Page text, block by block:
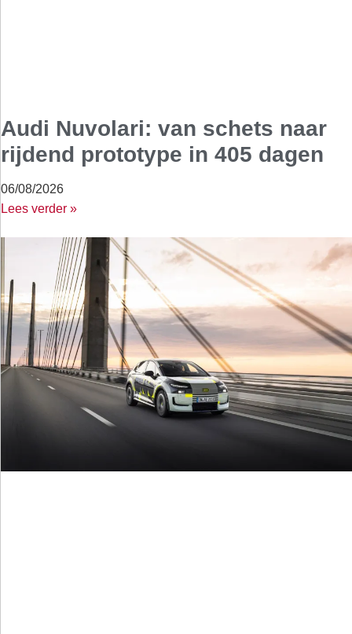
Audi Nuvolari: van schets naar
rijdend prototype in 405 dagen
06/08/2026
Lees verder »